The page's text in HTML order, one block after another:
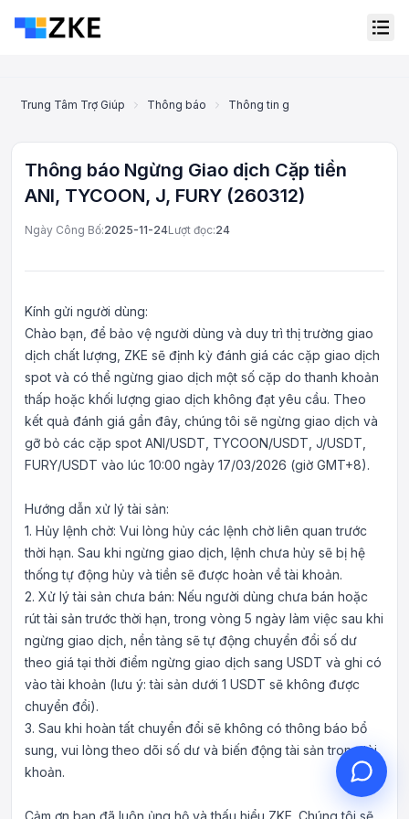
Trung Tâm Trợ Giúp Thông báo Thông tin gỡ niêm yết
Thông báo Ngừng Giao dịch Cặp tiền
ANI, TYCOON, J, FURY (260312)
Ngày Công Bố:2025-11-24Lượt đọc:24
Kính gửi người dùng:
Chào bạn, để bảo vệ người dùng và duy trì thị trường giao
dịch chất lượng, ZKE sẽ định kỳ đánh giá các cặp giao dịch
spot và có thể ngừng giao dịch một số cặp do thanh khoản
thấp hoặc khối lượng giao dịch không đạt yêu cầu. Theo
kết quả đánh giá gần đây, chúng tôi sẽ ngừng giao dịch và
gỡ bỏ các cặp spot ANI/USDT, TYCOON/USDT, J/USDT,
FURY/USDT vào lúc 10:00 ngày 17/03/2026 (giờ GMT+8).
Hướng dẫn xử lý tài sản:
1. Hủy lệnh chờ: Vui lòng hủy các lệnh chờ liên quan trước
thời hạn. Sau khi ngừng giao dịch, lệnh chưa hủy sẽ bị hệ
thống tự động hủy và tiền sẽ được hoàn về tài khoản.
2. Xử lý tài sản chưa bán: Nếu người dùng chưa bán hoặc
rút tài sản trước thời hạn, trong vòng 5 ngày làm việc sau khi
ngừng giao dịch, nền tảng sẽ tự động chuyển đổi số dư
theo giá tại thời điểm ngừng giao dịch sang USDT và ghi có
vào tài khoản (lưu ý: tài sản dưới 1 USDT sẽ không được
chuyển đổi).
3. Sau khi hoàn tất chuyển đổi sẽ không có thông báo bổ
sung, vui lòng theo dõi số dư và biến động tài sản trong tài
khoản.
Cảm ơn bạn đã luôn ủng hộ và thấu hiểu ZKE. Chúng tôi sẽ
Dịch vụ khách hàng trực
tuyến
Support Center
Xin chào, tôi có thể giúp gì
cho bạn?
Dịch vụ khách hàng trực tuyến hỗ trợ
bạn
Bắt đầu tư vấn trực tuyến
Kiểm tra tiến độ ticket